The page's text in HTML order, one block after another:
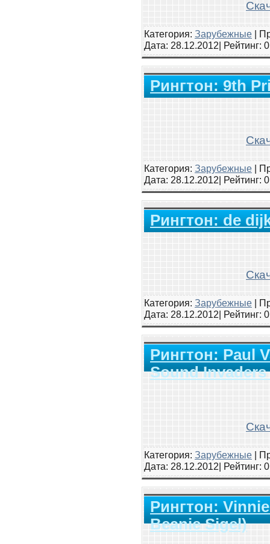
Категория: Зарубежные |
Дата: 28.12.2012| Рейтинг:
Рингтон: 9th
Категория: Зарубежные |
Дата: 28.12.2012| Рейтинг:
Рингтон: de
Категория: Зарубежные |
Дата: 28.12.2012| Рейтинг:
Рингтон: Paul
Sound
Категория: Зарубежные |
Дата: 28.12.2012| Рейтинг:
Рингтон:
Beanie Sigel)